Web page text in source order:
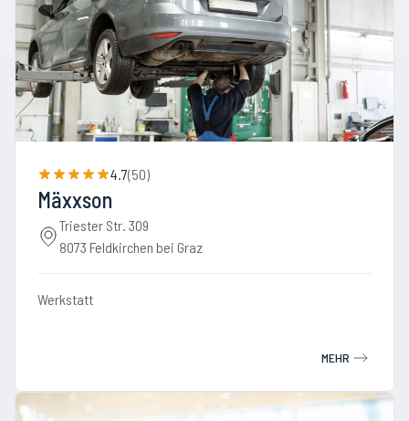
4.7(50)
Mäxxson
Triester Str. 309
8073 Feldkirchen bei Graz
Werkstatt
MEHR